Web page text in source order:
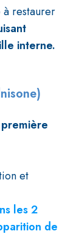
à restaurer
interne.
et
les 2
de